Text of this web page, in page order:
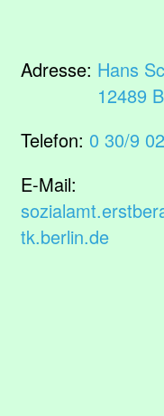
Adresse: Hans
12489
Telefon: 0 30/9
E-Mail:
tk.berlin.de